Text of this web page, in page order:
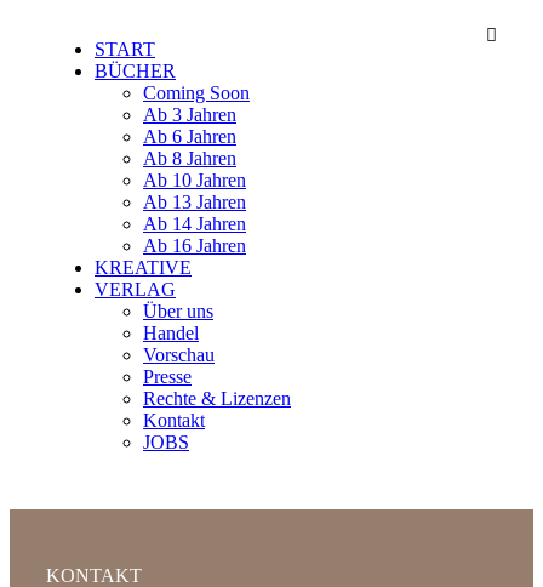

START
BÜCHER
Coming Soon
Ab 3 Jahren
Ab 6 Jahren
Ab 8 Jahren
Ab 10 Jahren
Ab 13 Jahren
Ab 14 Jahren
Ab 16 Jahren
KREATIVE
VERLAG
Über uns
Handel
Vorschau
Presse
Rechte & Lizenzen
Kontakt
JOBS
KONTAKT